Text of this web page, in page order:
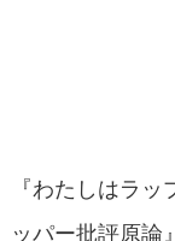
『わたしはラ
ッパー批評原論